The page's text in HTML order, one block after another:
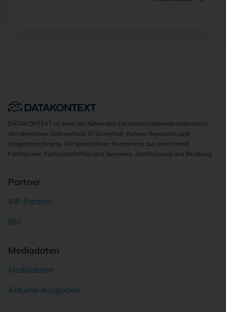
DATAKONTEXT ist einer der führenden Fachinformationsdienstleister in
den Bereichen Datenschutz, IT-Sicherheit, Human Resources und
Entgeltabrechnung. Wir bieten Ihnen Kompetenz aus einer Hand:
Fachbücher, Fachzeitschriften und Seminare, Zertifizierung und Beratung.
Partner
VIP-Partner
BSI
Mediadaten
Mediadaten
Aktuelle Ausgaben